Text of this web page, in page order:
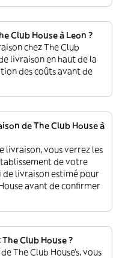
Club House à Leon ?
chez The Club
livraison en haut de la
des coûts avant de
de The Club House à
livraison, vous verrez les
de votre
de livraison estimé pour
avant de confirmer
Club House ?
The Club House’s, vous